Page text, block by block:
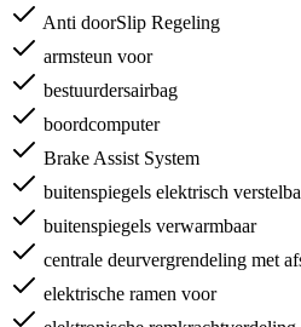
Anti doorSlip Regeling
armsteun voor
bestuurdersairbag
boordcomputer
Brake Assist System
buitenspiegels elektrisch
buitenspiegels verwarmbaar
centrale deurvergrendeling met
elektrische ramen voor